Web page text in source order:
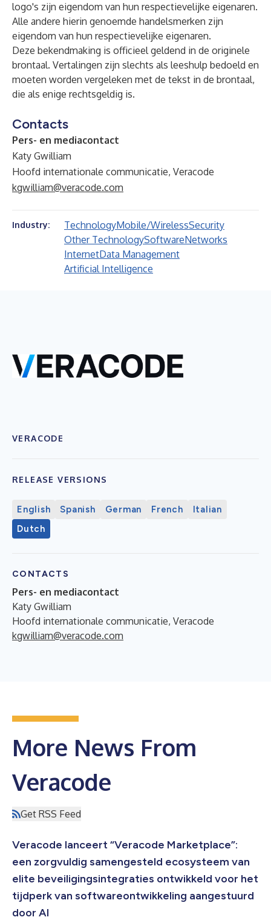
logo's zijn eigendom van hun respectievelijke eigenaren.
Alle andere hierin genoemde handelsmerken zijn
eigendom van hun respectievelijke eigenaren.
Deze bekendmaking is officieel geldend in de originele
brontaal. Vertalingen zijn slechts als leeshulp bedoeld en
moeten worden vergeleken met de tekst in de brontaal,
die als enige rechtsgeldig is.
Contacts
Pers- en mediacontact
Katy Gwilliam
Hoofd internationale communicatie, Veracode
kgwilliam@veracode.com
Industry: TechnologyMobile/WirelessSecurity
Other TechnologySoftwareNetworks
InternetData Management
Artificial Intelligence
VERACODE
RELEASE VERSIONS
English Spanish German French
Italian
Dutch
CONTACTS
Pers- en mediacontact
Katy Gwilliam
Hoofd internationale communicatie, Veracode
kgwilliam@veracode.com
More News From
Veracode
Get RSS Feed
Veracode lanceert “Veracode Marketplace”:
een zorgvuldig samengesteld ecosysteem van
elite beveiligingsintegraties ontwikkeld voor het
tijdperk van softwareontwikkeling aangestuurd
door AI